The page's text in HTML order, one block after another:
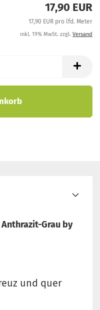
17,90 EUR
17,90 EUR pro lfd. Meter
inkl. 19% MwSt. zzgl. Versand
Grau by
und quer